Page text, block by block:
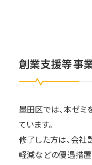
創業支援等事
墨田区では、本ゼ
ています。
修了した方は、会
軽減などの優遇措